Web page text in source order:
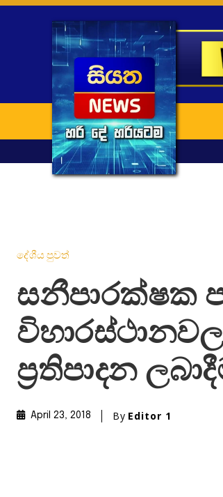
දේශීය පුවත්
සනීපාරක්ෂක
ප්‍රතිපාදන
April 23, 2018 By Editor 1